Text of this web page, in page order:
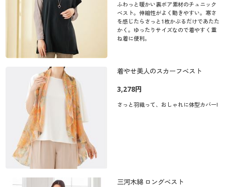
ふわっと暖かい裏ボア素材のチュニック
ベスト。伸縮性がよく動きやすい。寒さ
を感じたらさっと1枚かぶるだけであたた
かく。ゆったりサイズなので着やすく重
ね着に便利。
着やせ美人のスカーフベスト
3,278円
さっと羽織って、おしゃれに体型カバー!
三河木綿 ロングベスト